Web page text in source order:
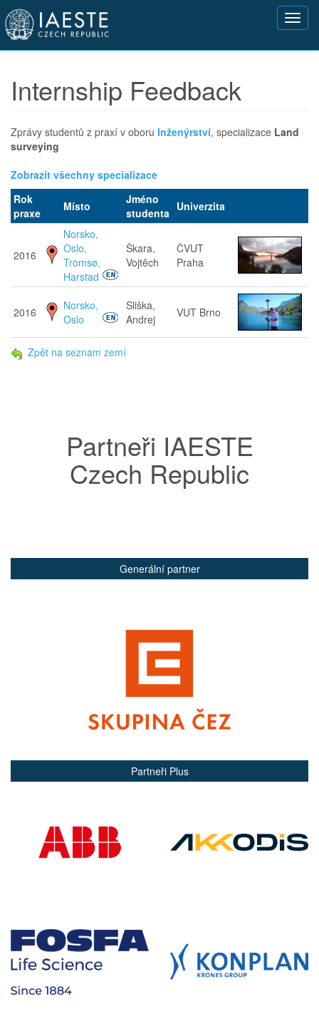
Přejít
hlavnímu
obsahu
Internship Feedback
Zprávy studentů z praxí v oboru Inženýrství, specializace Land
surveying
Zobrazit všechny specializace
Rok
praxe
Místo
Jméno
studenta Univerzita
2016
Norsko,
Oslo,
Tromsø,
Harstad
Škara,
Vojtěch
ČVUT
Praha
2016
Norsko,
Oslo
Sliška,
Andrej
VUT Brno
Zpět na seznam zemí
Partneři IAESTE
Czech Republic
Generální partner
Partneři Plus